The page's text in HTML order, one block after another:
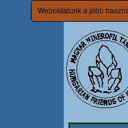
Weboldalunk a jobb